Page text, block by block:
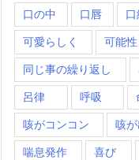
口の中 口唇 口
可愛らしく 可能性
同じ事の繰り返し
呂律 呼吸
咳がコンコン 咳
喘息発作 喜び